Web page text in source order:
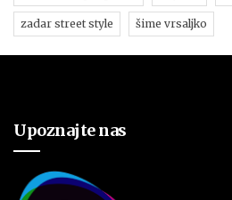
zadar street style šime vrsaljko
Upoznajte nas